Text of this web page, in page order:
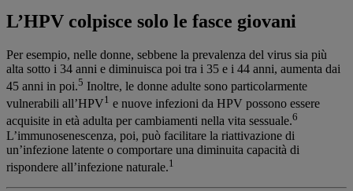
L’HPV colpisce solo le fasce giovani
Per esempio, nelle donne, sebbene la prevalenza del virus sia più
alta sotto i 34 anni e diminuisca poi tra i 35 e i 44 anni, aumenta dai
45 anni in poi.5 Inoltre, le donne adulte sono particolarmente
vulnerabili all’HPV1 e nuove infezioni da HPV possono essere
acquisite in età adulta per cambiamenti nella vita sessuale.6
L’immunosenescenza, poi, può facilitare la riattivazione di
un’infezione latente o comportare una diminuita capacità di
rispondere all’infezione naturale.1